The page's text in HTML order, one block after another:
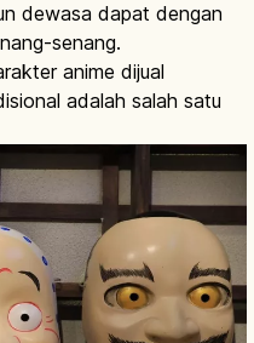
dewasa dapat dengan
senang.
anime dijual
adalah salah satu